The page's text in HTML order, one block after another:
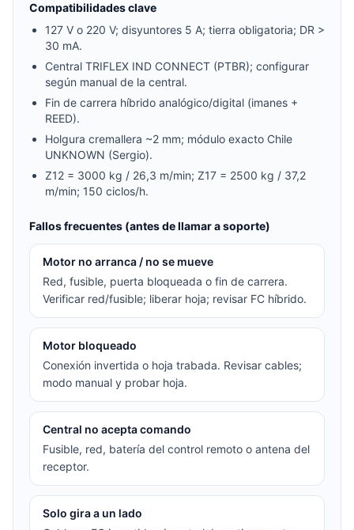
Compatibilidades clave
127 V o 220 V; disyuntores 5 A; tierra obligatoria; DR >
30 mA.
Central TRIFLEX IND CONNECT (PTBR); configurar
según manual de la central.
Fin de carrera híbrido analógico/digital (imanes +
REED).
Holgura cremallera ~2 mm; módulo exacto Chile
UNKNOWN (Sergio).
Z12 = 3000 kg / 26,3 m/min; Z17 = 2500 kg / 37,2
m/min; 150 ciclos/h.
Fallos frecuentes (antes de llamar a soporte)
Motor no arranca / no se mueve
Red, fusible, puerta bloqueada o fin de carrera.
Verificar red/fusible; liberar hoja; revisar FC híbrido.
Motor bloqueado
Conexión invertida o hoja trabada. Revisar cables;
modo manual y probar hoja.
Central no acepta comando
Fusible, red, batería del control remoto o antena del
receptor.
Solo gira a un lado